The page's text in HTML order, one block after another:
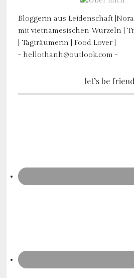
Bloggerin aus Leidenschaft
mit vietnamesischen Wurzeln |
| Tagträumerin | Food Lover |
- hellothanh@outlook.com -
let’s be